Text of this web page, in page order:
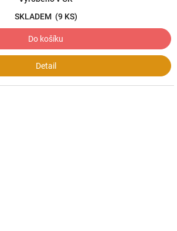
SKLADEM (9 KS)
Do košíku
Detail